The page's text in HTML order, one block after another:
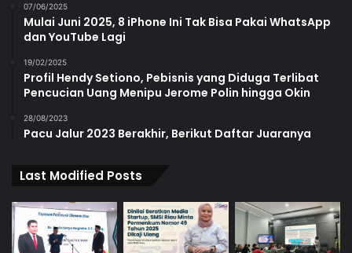
07/06/2025
Mulai Juni 2025, 8 iPhone Ini Tak Bisa Pakai WhatsApp
dan YouTube Lagi
19/02/2025
Profil Hendy Setiono, Pebisnis yang Diduga Terlibat
Pencucian Uang Menipu Jerome Polin hingga Okin
28/08/2023
Pacu Jalur 2023 Berakhir, Berikut Daftar Juaranya
Last Modified Posts